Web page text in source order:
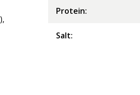
Protein:
Salt: